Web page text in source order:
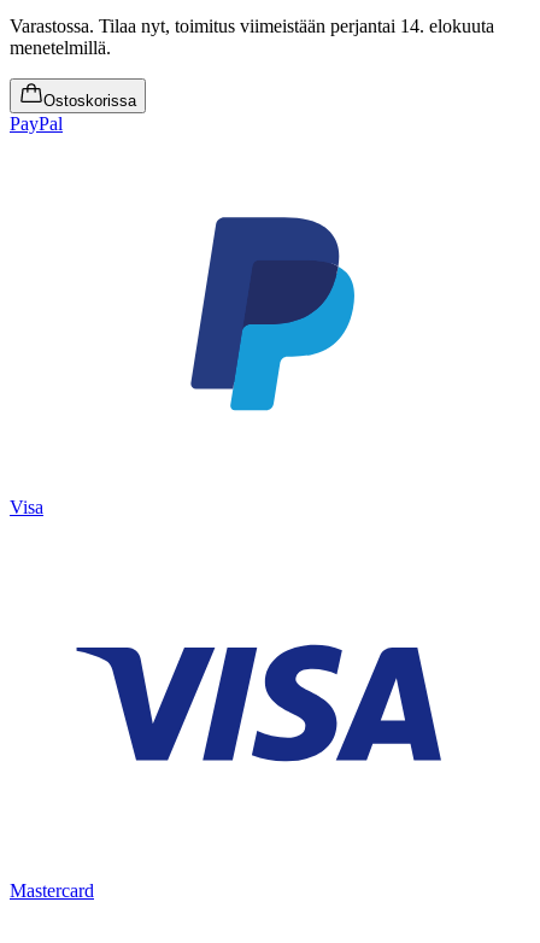
Varastossa. Tilaa nyt, toimitus viimeistään perjantai 14. elokuuta
menetelmillä.
Ostoskorissa
PayPal
Visa
Mastercard